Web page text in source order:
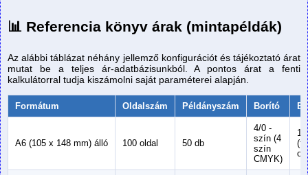
📊 Referencia könyv árak (mintapéldák)
Az alábbi táblázat néhány jellemző konfigurációt és tájékoztató árat
mutat be a teljes ár-adatbázisunkból. A pontos árat a fenti
kalkulátorral tudja kiszámolni saját paraméterei alapján.
Formátum Oldalszám Példányszám Borító
A6 (105 x 148 mm) álló 100 oldal 50 db
4/0 -
szín (4
szín
CMYK)
1/